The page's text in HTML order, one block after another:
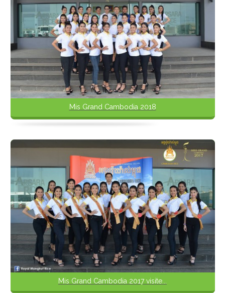
Mis Grand Cambodia 2018
Mis Grand Cambodia 2017 visite...